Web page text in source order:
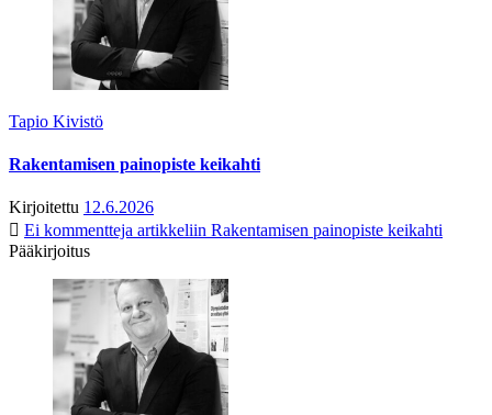
Tapio Kivistö
Rakentamisen painopiste keikahti
Kirjoitettu 12.6.2026
Ei kommentteja artikkeliin Rakentamisen painopiste keikahti
Pääkirjoitus